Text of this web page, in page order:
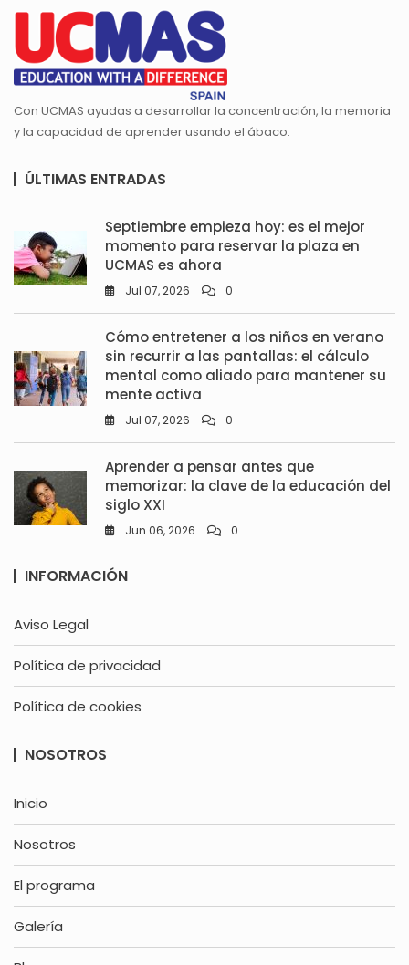
Con UCMAS ayudas a desarrollar la concentración, la memoria
y la capacidad de aprender usando el ábaco.
ÚLTIMAS ENTRADAS
Septiembre empieza hoy: es el mejor
momento para reservar la plaza en
UCMAS es ahora
Jul 07, 2026 0
Cómo entretener a los niños en verano
sin recurrir a las pantallas: el cálculo
mental como aliado para mantener su
mente activa
Jul 07, 2026 0
Aprender a pensar antes que
memorizar: la clave de la educación del
siglo XXI
Jun 06, 2026 0
INFORMACIÓN
Aviso Legal
Política de privacidad
Política de cookies
NOSOTROS
Inicio
Nosotros
El programa
Galería